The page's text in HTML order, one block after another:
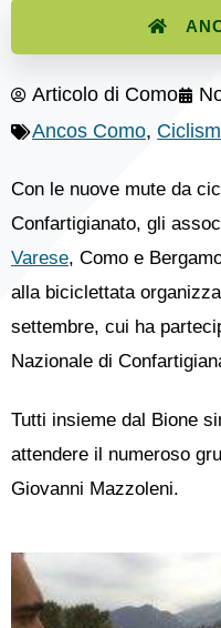
Articolo di Como
Ancos Como,
Con le nuove mute da
Confartigianato, gli
Varese, Como e
alla biciclettata
settembre, cui ha
Nazionale di
Tutti insieme dal Bione
attendere il numeroso
Giovanni Mazzoleni.